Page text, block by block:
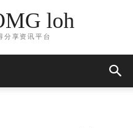
loh
分享资讯平台